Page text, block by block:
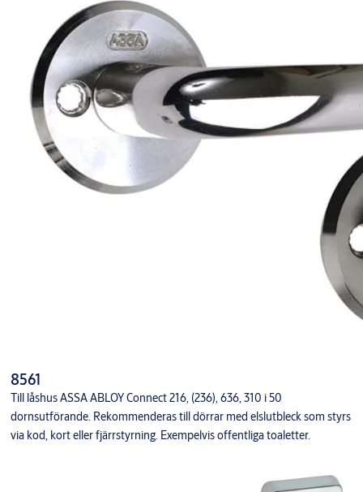
8561
Till låshus ASSA ABLOY Connect 216, (236), 636, 310 i 50
dornsutförande. Rekommenderas till dörrar med elslutbleck som styrs
via kod, kort eller fjärrstyrning. Exempelvis offentliga toaletter.